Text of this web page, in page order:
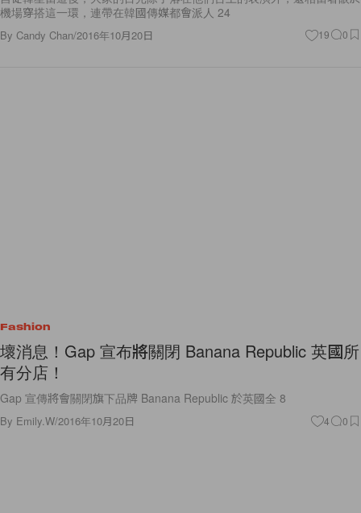
機場穿搭這一環，連帶在韓國傳媒都會派人 24
By Candy Chan/2016年10月20日 19 0
Fashion
壞消息！Gap 宣布將關閉 Banana Republic 英國所
有分店！
Gap 宣傳將會關閉旗下品牌 Banana Republic 於英國全 8
By Emily.W/2016年10月20日 4 0